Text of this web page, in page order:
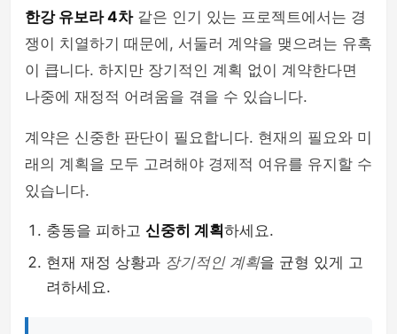
한강 유보라 4차같은 인기 있는 프로젝트에서는 경
쟁이 치열하기 때문에, 서둘러 계약을 맺으려는 유혹
이 큽니다. 하지만 장기적인 계획 없이 계약한다면
나중에 재정적 어려움을 겪을 수 있습니다.
계약은 신중한 판단이 필요합니다. 현재의 필요와 미
래의 계획을 모두 고려해야 경제적 여유를 유지할 수
있습니다.
충동을 피하고 신중히 계획하세요.
현재 재정 상황과 장기적인 계획을 균형 있게 고
려하세요.